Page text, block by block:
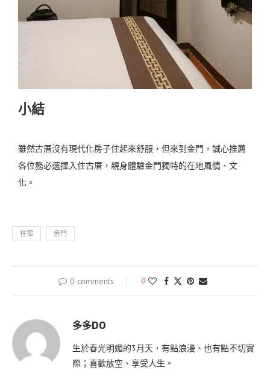
小結
雖然古厝沒有現代化房子住起來舒服，但來到金門，誠心推薦
各位務必選擇入住古厝，親身體驗金門獨特的在地風情、文
化。
住宿 金門
0 comments 0
多多DO
生於春光明媚的3月天，有點浪漫、也有點不切實
際；喜歡放空、享受人生。